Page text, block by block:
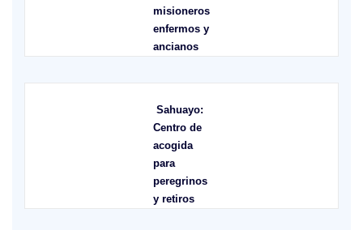
misioneros
enfermos y
ancianos
Sahuayo:
Centro de
acogida
para
peregrinos
y retiros